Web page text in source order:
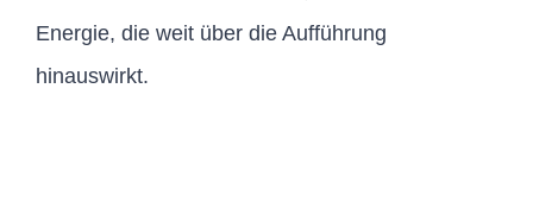
Energie, die weit über die Aufführung
hinauswirkt.